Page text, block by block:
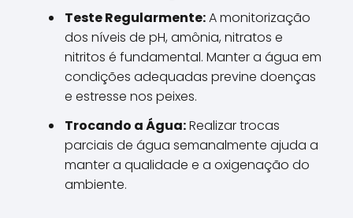
Teste Regularmente:A monitorização
dos níveis de pH, amônia, nitratos e
nitritos é fundamental. Manter a água em
condições adequadas previne doenças
e estresse nos peixes.
Trocando a Água:Realizar trocas
parciais de água semanalmente ajuda a
manter a qualidade e a oxigenação do
ambiente.